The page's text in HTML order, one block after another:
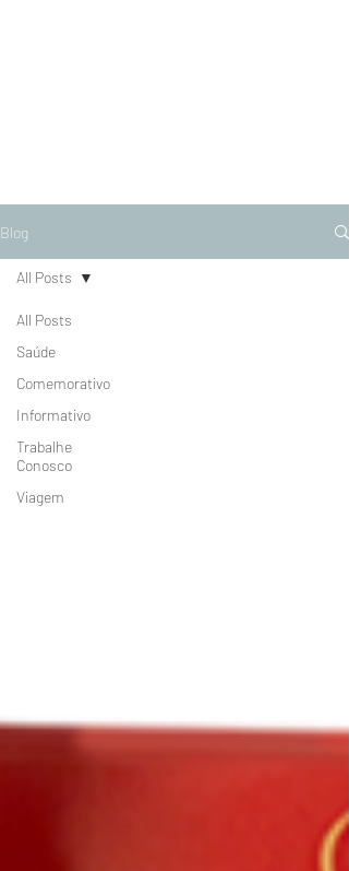
Blog
All Posts
Saúde
Comemorativo
Informativo
Trabalhe
Conosco
Viagem
All Posts